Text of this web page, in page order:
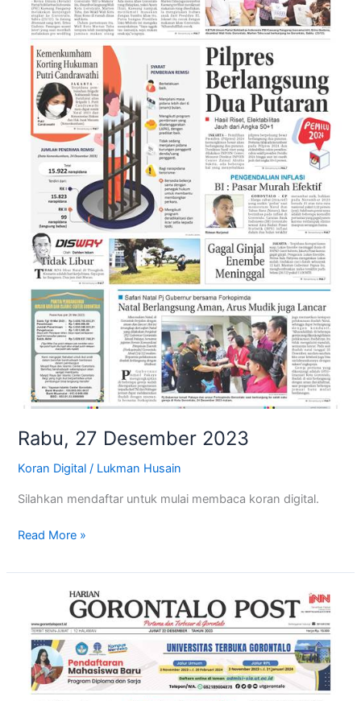
Rabu, 27 Desember 2023
Koran Digital / Lukman Husain
Silahkan mendaftar untuk mulai membaca koran digital.
Read More »
Desember
2023